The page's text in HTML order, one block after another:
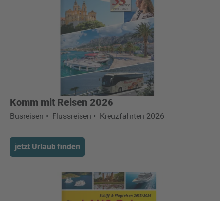
Komm mit Reisen 2026
Busreisen • Flussreisen • Kreuzfahrten 2026
jetzt Urlaub finden